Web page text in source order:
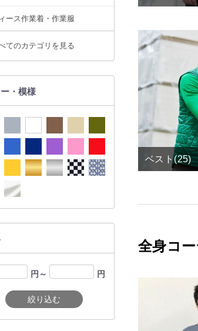
ース作業着・作業服
てのカテゴリを見る
・模様
円～ 円
絞り込む
ベスト(25)
全身コ